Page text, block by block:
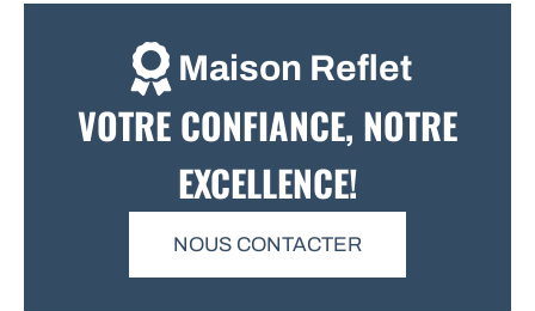
Maison Reflet
VOTRE CONFIANCE, NOTRE
EXCELLENCE!
NOUS CONTACTER